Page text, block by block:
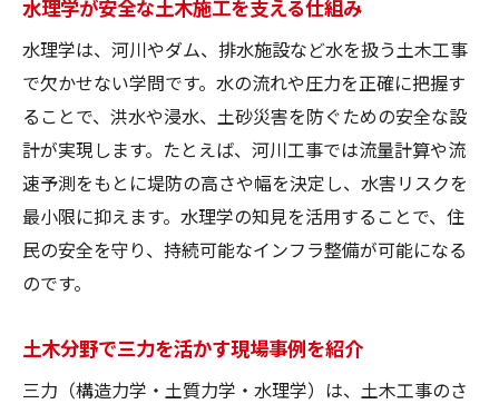
水理学が安全な土木施工を支える仕組み
水理学は、河川やダム、排水施設など水を扱う土木工事
で欠かせない学問です。水の流れや圧力を正確に把握す
ることで、洪水や浸水、土砂災害を防ぐための安全な設
計が実現します。たとえば、河川工事では流量計算や流
速予測をもとに堤防の高さや幅を決定し、水害リスクを
最小限に抑えます。水理学の知見を活用することで、住
民の安全を守り、持続可能なインフラ整備が可能になる
のです。
土木分野で三力を活かす現場事例を紹介
三力（構造力学・土質力学・水理学）は、土木工事のさ